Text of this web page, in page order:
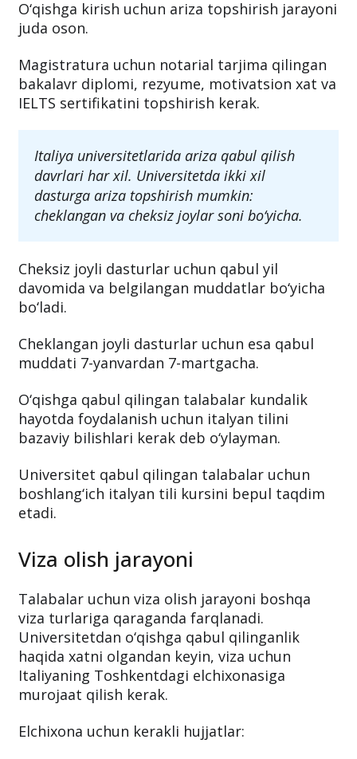
O‘qishga kirish uchun ariza topshirish jarayoni
juda oson.
Magistratura uchun notarial tarjima qilingan
bakalavr diplomi, rezyume, motivatsion xat va
IELTS sertifikatini topshirish kerak.
Italiya universitetlarida ariza qabul qilish
davrlari har xil. Universitetda ikki xil
dasturga ariza topshirish mumkin:
cheklangan va cheksiz joylar soni bo‘yicha.
Cheksiz joyli dasturlar uchun qabul yil
davomida va belgilangan muddatlar bo‘yicha
bo‘ladi.
Cheklangan joyli dasturlar uchun esa qabul
muddati 7-yanvardan 7-martgacha.
O‘qishga qabul qilingan talabalar kundalik
hayotda foydalanish uchun italyan tilini
bazaviy bilishlari kerak deb o‘ylayman.
Universitet qabul qilingan talabalar uchun
boshlang‘ich italyan tili kursini bepul taqdim
etadi.
Viza olish jarayoni
Talabalar uchun viza olish jarayoni boshqa
viza turlariga qaraganda farqlanadi.
Universitetdan o‘qishga qabul qilinganlik
haqida xatni olgandan keyin, viza uchun
Italiyaning Toshkentdagi elchixonasiga
murojaat qilish kerak.
Elchixona uchun kerakli hujjatlar: